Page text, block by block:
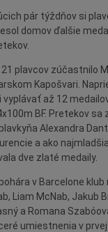
pár týždňov si
domov ďalšie
plavcov zúčastnilo
Kapošvari.
vyplávať až 12
BF. Pretekov sa
Alexandra
a ako
dve zlaté medaily.
v Barcelone
Liam McNab, Jakub
a Romana
umiestnenia v